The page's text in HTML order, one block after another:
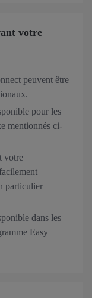
votre
peuvent être
pour les
mentionnés ci-
votre
particulier
dans les
Easy